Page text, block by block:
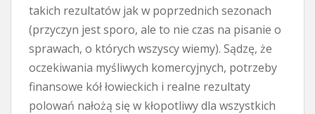
takich rezultatów jak w poprzednich sezonach
(przyczyn jest sporo, ale to nie czas na pisanie o
sprawach, o których wszyscy wiemy). Sądzę, że
oczekiwania myśliwych komercyjnych, potrzeby
finansowe kół łowieckich i realne rezultaty
polowań nałożą się w kłopotliwy dla wszystkich